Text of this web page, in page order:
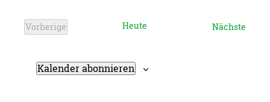
Vorherige
Heute Nächste
Kalender abonnieren